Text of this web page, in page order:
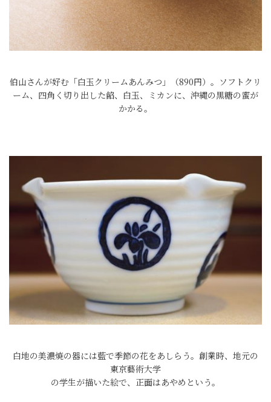
伯山さんが好む「白玉クリームあんみつ」（890円）。ソフトクリ
ーム、四角く切り出した餡、白玉、ミカンに、沖縄の黒糖の蜜が
かかる。
白地の美濃焼の器には藍で季節の花をあしらう。創業時、地元の
東京藝術大学
の学生が描いた絵で、正面はあやめという。